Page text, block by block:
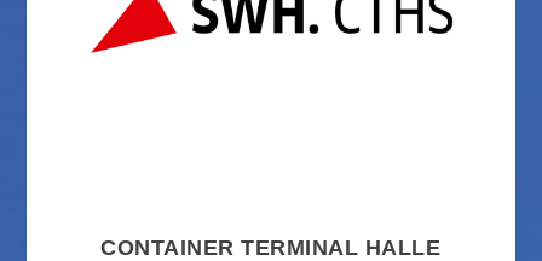
CONTAINER TERMINAL HALLE